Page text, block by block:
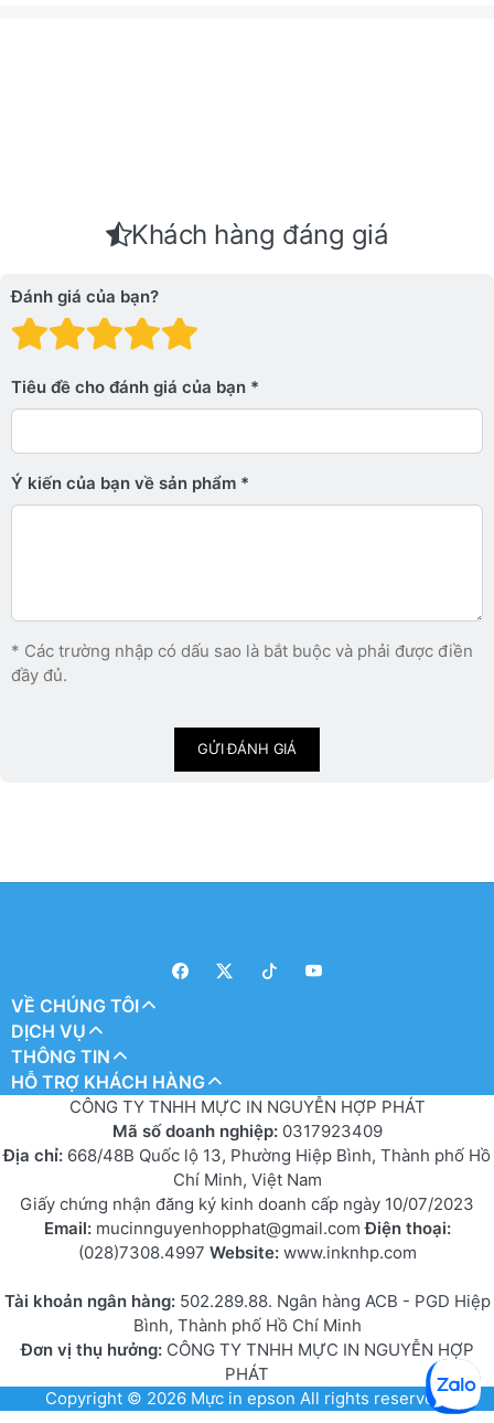
Khách hàng đáng giá
Đánh giá của bạn?
Đánh giá: 4 trên 5
Đánh giá: 3 trên 5 sao.
Đánh giá: 2 trên 5 sao.
Đánh giá: 1 trên 5 sao. Xấu
Tiêu đề cho đánh giá của bạn
Ý kiến ​​của bạn về sản phẩm
* Các trường nhập có dấu sao là bắt buộc và phải được điền
đầy đủ.
GỬI ĐÁNH GIÁ
VỀ CHÚNG TÔI
DỊCH VỤ
THÔNG TIN
HỖ TRỢ KHÁCH HÀNG
CÔNG TY TNHH MỰC IN NGUYỄN HỢP PHÁT
Mã số doanh nghiệp: 0317923409
Địa chỉ: 668/48B Quốc lộ 13, Phường Hiệp Bình, Thành phố Hồ
Chí Minh, Việt Nam
Giấy chứng nhận đăng ký kinh doanh cấp ngày 10/07/2023
Email: mucinnguyenhopphat@gmail.comĐiện thoại:
(028)7308.4997 Website: www.inknhp.com
Tài khoản ngân hàng: 502.289.88. Ngân hàng ACB - PGD Hiệp
Bình, Thành phố Hồ Chí Minh
Đơn vị thụ hưởng:CÔNG TY TNHH MỰC IN NGUYỄN HỢP
PHÁT
Copyright © 2026 Mực in epson All rights reserved.